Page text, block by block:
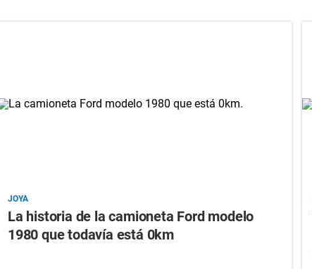
JOYA
La historia de la camioneta Ford modelo
1980 que todavía está 0km